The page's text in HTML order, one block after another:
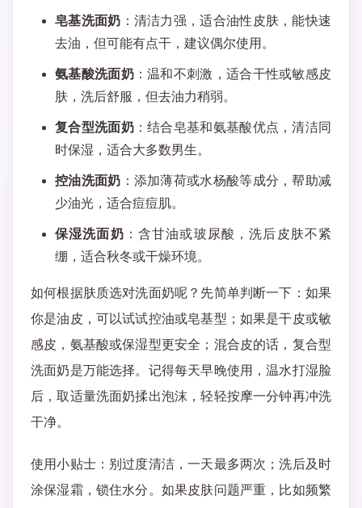
皂基洗面奶 ：清洁力强，适合油性皮肤，能快速
去油，但可能有点干，建议偶尔使用。
氨基酸洗面奶：温和不刺激，适合干性或敏感皮
肤，洗后舒服，但去油力稍弱。
复合型洗面奶：结合皂基和氨基酸优点，清洁同
时保湿，适合大多数男生。
控油洗面奶 ：添加薄荷或水杨酸等成分，帮助减
少油光，适合痘痘肌。
保湿洗面奶 ：含甘油或玻尿酸，洗后皮肤不紧
绷，适合秋冬或干燥环境。
如何根据肤质选对洗面奶呢？先简单判断一下：如果
你是油皮，可以试试控油或皂基型；如果是干皮或敏
感皮，氨基酸或保湿型更安全；混合皮的话，复合型
洗面奶是万能选择。记得每天早晚使用，温水打湿脸
后，取适量洗面奶揉出泡沫，轻轻按摩一分钟再冲洗
干净。
使用小贴士：别过度清洁，一天最多两次；洗后及时
涂保湿霜，锁住水分。如果皮肤问题严重，比如频繁